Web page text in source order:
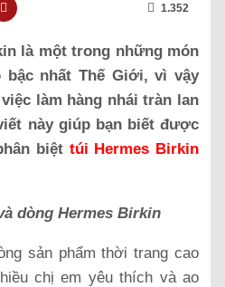
1.352
là một trong những món
nhất Thế Giới, vì vậy
làm hàng nhái tràn lan
này giúp bạn biết được
biệt túi Hermes Birkin
dòng Hermes Birkin
sản phẩm thời trang cao
chị em yêu thích và ao